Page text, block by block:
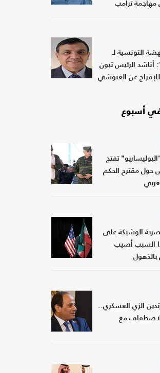
مهاجمة ترامب
التونسية لـ
أناشد الرئيس تبون
عن الغنوشي
في أسبوع
تفتح
حول مقترح الحكم
الوشيكة على
السبب أصيب
بالذهول
الزي العسكري..
مع